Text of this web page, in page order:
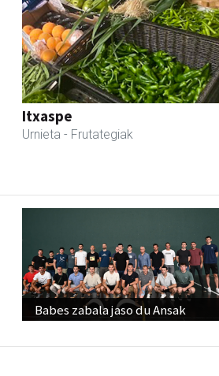
Itxaspe
Urnieta - Frutategiak
Babes zabala jaso du Ansak